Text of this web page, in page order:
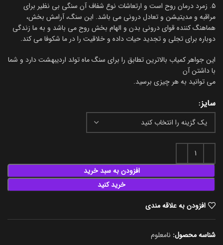
۵. زمرد درمان روح است و ارتعاشات نوع شفاف آن سنگی بی نظیر برای
مراقبه و مدیتیشن و تعادل درونی می باشد. این سنگ، آرامش بخش،
هماهنگ کننده قوای درونی بدن و الهام بخش روح می باشد و به ما زندگی
دوباره برای تجلی و تجدید حیات داده و خلاقیت را در ما شکوفا می کند.
این جواهر کمیاب بالاترین تطابق را برای سنگ ماه تولد اردیبهشت دارد و شما
با داشتن آن
می توانید به هر چیزی برسید.
سایز
افزودن به سبد خرید
خرید کنید
افزودن به علاقه مندی
شناسه محصول: نامعلوم